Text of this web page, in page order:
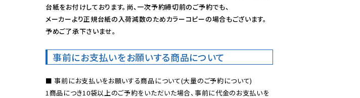
台紙をお付けしております。尚、一次予約締切前のご予約でも、
メーカーより正規台紙の入荷減数のためカラーコピーの場合もございます。
予めご了承下さいませ。
事前にお支払いをお願いする商品について
■ 事前にお支払いをお願いする商品について(大量のご予約について)
1商品につき10袋以上のご予約をいただいた場合、事前に代金のお支払いを